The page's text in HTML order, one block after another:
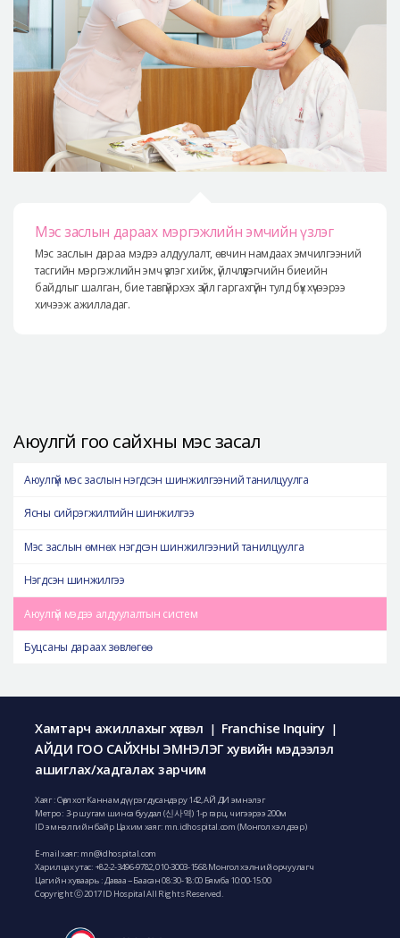
Мэс заслын дараах мэргэжлийн эмчийн үзлэг
Мэс заслын дараа мэдээ алдуулалт, өвчин намдаах эмчилгээний
тасгийн мэргэжлийн эмч үзлэг хийж, үйлчлүүлэгчийн биеийн
байдлыг шалган, бие тавгүйрхэх зүйл гаргахгүйн тулд бүх хүчээрээ
хичээж ажилладаг.
Аюулгүй гоо сайхны мэс засал
Аюулгүй мэс заслын нэгдсэн шинжилгээний танилцуулга
Ясны сийрэгжилтийн шинжилгээ
Мэс заслын өмнөх нэгдсэн шинжилгээний танилцуулга
Нэгдсэн шинжилгээ
Аюулгүй мэдээ алдуулалтын систем
Буцсаны дараах зөвлөгөө
Хамтарч ажиллахыг хүсвэл | Franchise Inquiry |
АЙДИ ГОО САЙХНЫ ЭМНЭЛЭГ хувийн мэдээлэл
ашиглах/хадгалах зарчим
Хаяг : Сөүл хот Каннам дүүрэг дусандэру 142, АЙ ДИ эмнэлэг
Метро : 3-р шугам шинса буудал (신사역) 1-р гарц, чигээрээ 200м
ID эмнэлгийн байр Цахим хаяг: mn.idhospital.com (Монгол хэл дээр)
E-mail хаяг: mn@idhospital.com
Харилцах утас: +82-2-3496-9782,010-3003-1568Монгол хэлний орчуулагч
Цагийн хуваарь : Даваа ~ Баасан 08:30-18:00 Бямба 10:00-15:00
Copyright ⓒ 2017 ID Hospital All Rights Reserved.